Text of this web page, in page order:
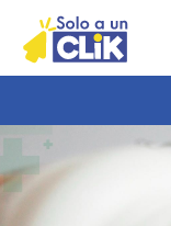
Mostrar
Categorías
Mostrar
opciones